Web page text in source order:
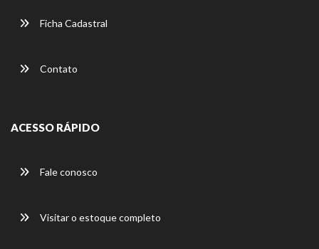
Ficha Cadastral
Contato
ACESSO RÁPIDO
Fale conosco
Visitar o estoque completo